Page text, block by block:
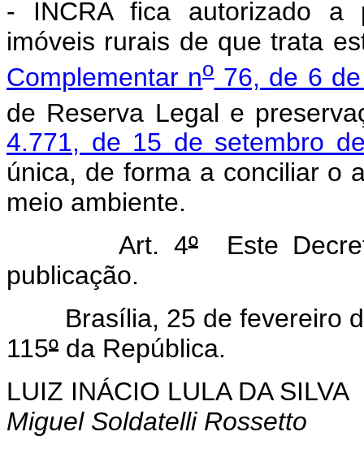
- INCRA fica autorizado a
imóveis rurais de que trata
Complementar no76, de 6 de
de Reserva Legal e
4.771, de 15 de setembro
única, de forma a conciliar o
meio ambiente.
Art. 4ºEste
publicação.
Brasília, 25 de fevereiro
115º da República.
LUIZ INÁCIO LULA DA SILVA
Miguel Soldatelli Rossetto